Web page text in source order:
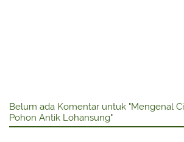
Belum ada Komentar untuk "Mengenal
Pohon Antik Lohansung"